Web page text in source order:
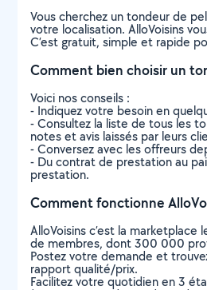
Vous cherchez un tondeur de
votre localisation. AlloVoisins
C’est gratuit, simple et rapide
Comment bien choisir un
Voici nos conseils :
- Indiquez votre besoin en
- Consultez la liste de tous les
notes et avis laissés par leurs
- Conversez avec les offreurs
- Du contrat de prestation au
prestation.
Comment fonctionne
AlloVoisins c’est la
de membres, dont 300 000
Postez votre demande et
rapport qualité/prix.
Facilitez votre quotidien en 3